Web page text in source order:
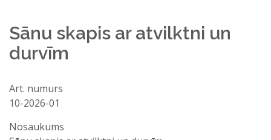
Sānu skapis ar atvilktni un
durvīm
Art. numurs
10-2026-01
Nosaukums